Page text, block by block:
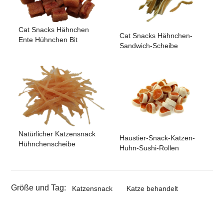
Cat Snacks Hähnchen
Ente Hühnchen Bit
Cat Snacks Hähnchen-
Sandwich-Scheibe
Natürlicher Katzensnack
Hühnchenscheibe
Haustier-Snack-Katzen-
Huhn-Sushi-Rollen
Größe und Tag: Katzensnack
Katze behandelt